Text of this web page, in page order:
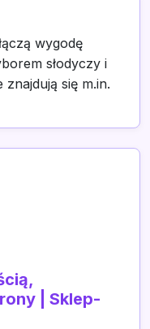
wygodę
słodyczy i
się m.in.
| Sklep-